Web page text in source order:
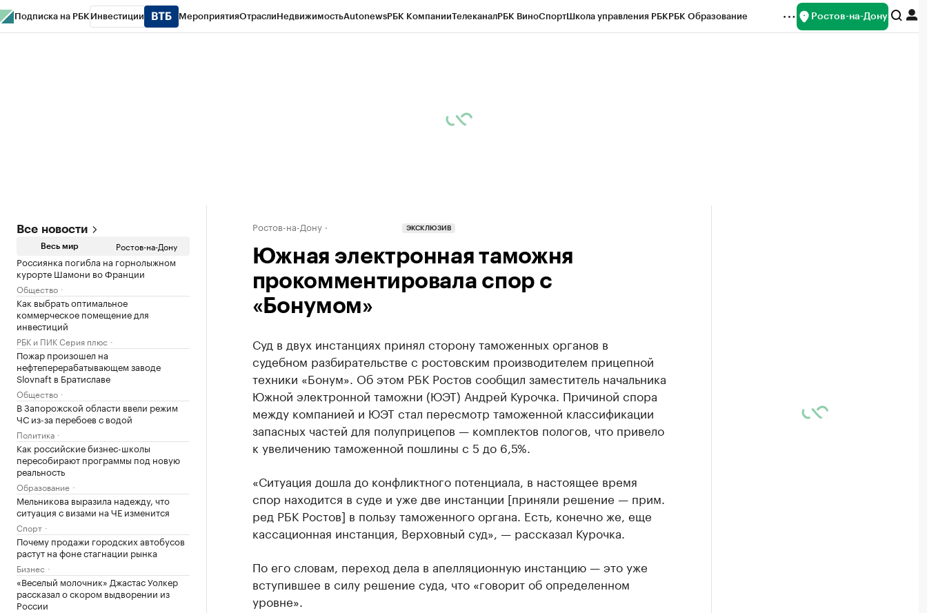
Подписка на РБК Инвестиции МероприятияОтраслиНедвижимостьAutonewsРБК КомпанииТелеканалРБК ВиноСпортШкола управления РБКРБК Образование Ростов-на-Дону
Все новости
Весь мир Ростов-на-Дону
Россиянка погибла на горнолыжном
курорте Шамони во Франции
Общество
Как выбрать оптимальное
коммерческое помещение для
инвестиций
РБК и ПИК Серия плюс
Пожар произошел на
нефтеперерабатывающем заводе
Slovnaft в Братиславе
Общество
В Запорожской области ввели режим
ЧС из-за перебоев с водой
Политика
Как российские бизнес-школы
пересобирают программы под новую
реальность
Образование
Мельникова выразила надежду, что
ситуация с визами на ЧЕ изменится
Спорт
Почему продажи городских автобусов
растут на фоне стагнации рынка
Бизнес
«Веселый молочник» Джастас Уолкер
рассказал о скором выдворении из
России
Ростов-на-Дону ЭКСКЛЮЗИВ
Южная электронная таможня
прокомментировала спор с
«Бонумом»
Суд в двух инстанциях принял сторону таможенных органов в
судебном разбирательстве с ростовским производителем прицепной
техники «Бонум». Об этом РБК Ростов сообщил заместитель начальника
Южной электронной таможни (ЮЭТ) Андрей Курочка. Причиной спора
между компанией и ЮЭТ стал пересмотр таможенной классификации
запасных частей для полуприцепов — комплектов пологов, что привело
к увеличению таможенной пошлины с 5 до 6,5%.
«Ситуация дошла до конфликтного потенциала, в настоящее время
спор находится в суде и уже две инстанции [приняли решение — прим.
ред РБК Ростов] в пользу таможенного органа. Есть, конечно же, еще
кассационная инстанция, Верховный суд», — рассказал Курочка.
По его словам, переход дела в апелляционную инстанцию — это уже
вступившее в силу решение суда, что «говорит об определенном
уровне».